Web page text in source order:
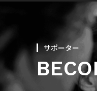
サポーター